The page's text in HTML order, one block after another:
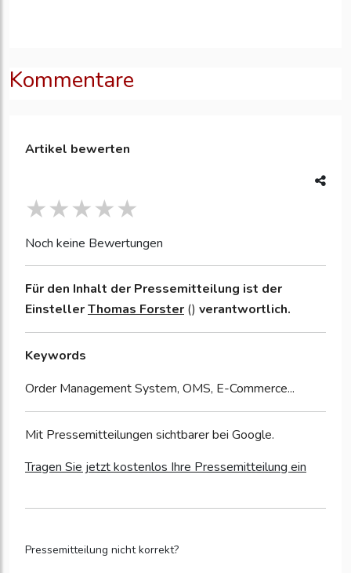
Kommentare
Artikel bewerten
Noch keine Bewertungen
Für den Inhalt der Pressemitteilung ist der
EinstellerThomas Forster () verantwortlich.
Keywords
Order Management System, OMS, E-Commerce...
Mit Pressemitteilungen sichtbarer bei Google.
Tragen Sie jetzt kostenlos Ihre Pressemitteilung ein
Pressemitteilung nicht korrekt?